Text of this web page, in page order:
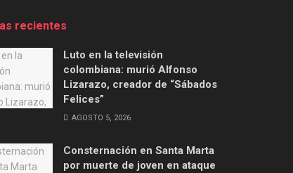
recientes
Luto en la televisión
colombiana: murió Alfonso
Lizarazo, creador de “Sábados
Felices”
AGOSTO 5, 2026
Consternación en Santa Marta
por muerte de joven en ataque